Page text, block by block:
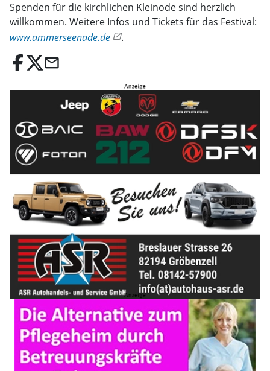
Spenden für die kirchlichen Kleinode sind herzlich
willkommen. Weitere Infos und Tickets für das Festival:
www.ammerseenade.de
.
email